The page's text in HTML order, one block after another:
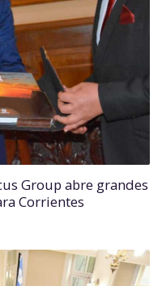
Group abre grandes
Corrientes